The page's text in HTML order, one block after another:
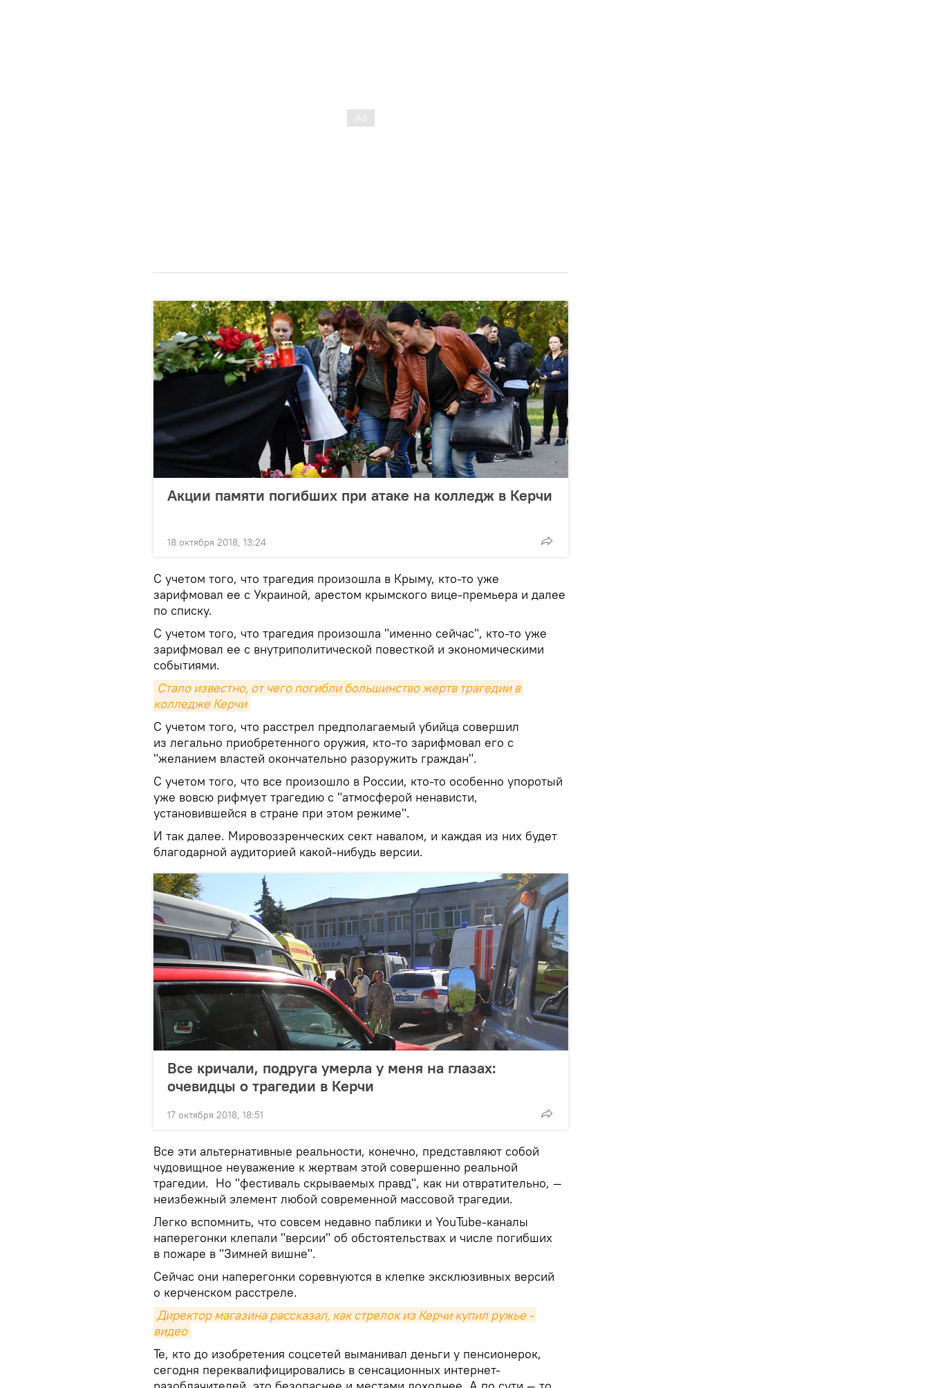
Акции памяти погибших при атаке на колледж в Керчи
18 октября 2018, 13:24
С учетом того, что трагедия произошла в Крыму, кто-то уже
зарифмовал ее с Украиной, арестом крымского вице-премьера и далее
по списку.
С учетом того, что трагедия произошла "именно сейчас", кто-то уже
зарифмовал ее с внутриполитической повесткой и экономическими
событиями.
Стало известно, от чего погибли большинство жертв трагедии в
колледже Керчи
С учетом того, что расстрел предполагаемый убийца совершил
из легально приобретенного оружия, кто-то зарифмовал его с
"желанием властей окончательно разоружить граждан".
С учетом того, что все произошло в России, кто-то особенно упоротый
уже вовсю рифмует трагедию с "атмосферой ненависти,
установившейся в стране при этом режиме".
И так далее. Мировоззренческих сект навалом, и каждая из них будет
благодарной аудиторией какой-нибудь версии.
Все кричали, подруга умерла у меня на глазах:
очевидцы о трагедии в Керчи
17 октября 2018, 18:51
Все эти альтернативные реальности, конечно, представляют собой
чудовищное неуважение к жертвам этой совершенно реальной
трагедии. Но "фестиваль скрываемых правд", как ни отвратительно, —
неизбежный элемент любой современной массовой трагедии.
Легко вспомнить, что совсем недавно паблики и YouTube-каналы
наперегонки клепали "версии" об обстоятельствах и числе погибших
в пожаре в "Зимней вишне".
Сейчас они наперегонки соревнуются в клепке эксклюзивных версий
о керченском расстреле.
Директор магазина рассказал, как стрелок из Керчи купил ружье -
видео
Те, кто до изобретения соцсетей выманивал деньги у пенсионерок,
сегодня переквалифицировались в сенсационных интернет-